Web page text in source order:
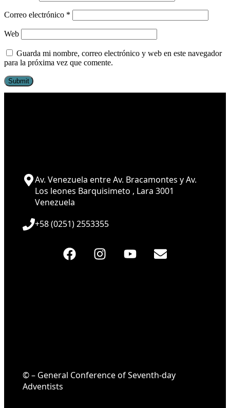
Correo electrónico *
Web
Guarda mi nombre, correo electrónico y web en este navegador
para la próxima vez que comente.
Av. Venezuela entre Av. Bracamontes y Av.
Los leones Barquisimeto , Lara 3001
Venezuela
+58 (0251) 2553355
© – General Conference of Seventh-day
Adventists